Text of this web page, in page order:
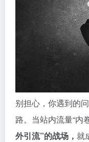
别担心，你遇到的
路。当站内流量“内
外引流”的战场， 就